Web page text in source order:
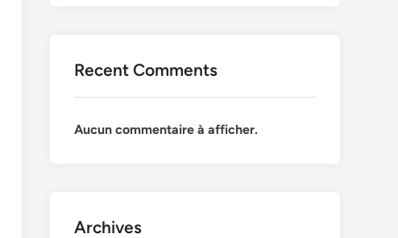
Recent Comments
Aucun commentaire à afficher.
Archives